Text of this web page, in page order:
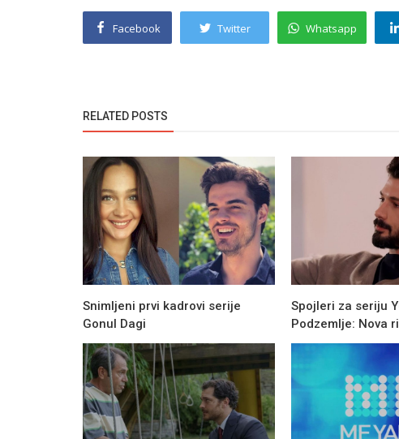
Facebook Twitter Whatsapp
RELATED POSTS
Snimljeni prvi kadrovi serije
Gonul Dagi
Spojleri za seriju
Podzemlje: Nova